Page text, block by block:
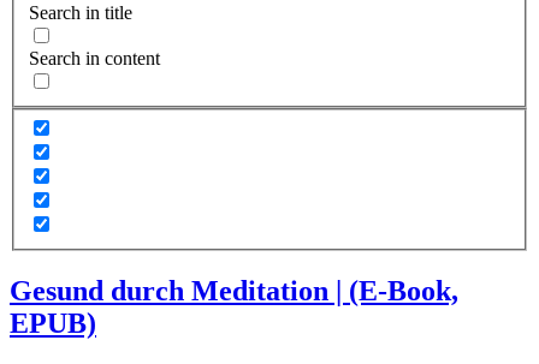
Search in title
Search in content
Gesund durch Meditation | (E-Book,
EPUB)